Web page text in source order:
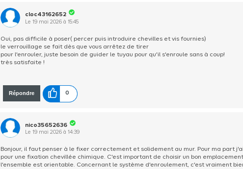
cloc43162652
Le19 mai 2026 à15:45
Oui, pas difficile à poser( percer puis introduire chevilles et vis fournies)
le verrouillage se fait dès que vous arrêtez de tirer
pour l'enrouler, juste besoin de guider le tuyau pour qu'il s'enroule sans à coup!
très satisfaite !
Répondre 0
nico35652636
Le19 mai 2026 à14:39
Bonjour, il faut penser à le fixer correctement et solidement au mur. Pour ma part
pour une fixation chevillée chimique. C'est important de choisir un bon
l'ensemble est orientable. Concernant le système d'enroulement, c'est vraiment